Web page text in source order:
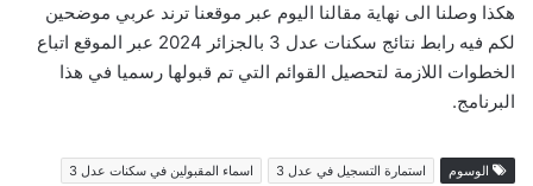
هكذا وصلنا الى نهاية مقالنا اليوم عبر موقعنا ترند عربي موضحين
لكم فيه رابط نتائج سكنات عدل 3 بالجزائر 2024 عبر الموقع اتباع
الخطوات اللازمة لتحصيل القوائم التي تم قبولها رسميا في هذا
البرنامج.
الوسوم استمارة التسجيل في عدل 3
اسماء المقبولين في سكنات عدل 3